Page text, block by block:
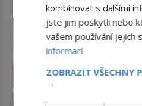
ZAJÍMAVOSTI
Mrkev
kombinovat s dalšími
jste jim poskytli nebo
vašem používání jejich
informací
ZOBRAZIT VŠECHNY
→